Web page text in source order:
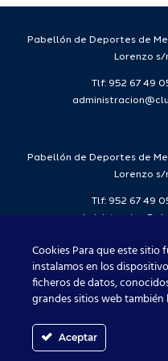
Pabellón de Deportes de
Lorenzo
Tlf: 952 67 49
Pabellón de Deportes de
Lorenzo
Tlf: 952 67 49
Club
Cookies Para que este sitio
instalamos en los
ficheros de datos,
grandes sitios web también
Aceptar